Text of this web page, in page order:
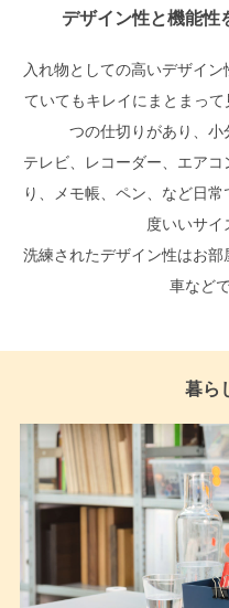
デザイン性と機能性
入れ物としての高いデザイ
ていてもキレイにまとまっ
つの仕切りがあり、小
テレビ、レコーダー、エア
り、メモ帳、ペン、など日
度いいサイ
洗練されたデザイン性はお部
車など
暮ら